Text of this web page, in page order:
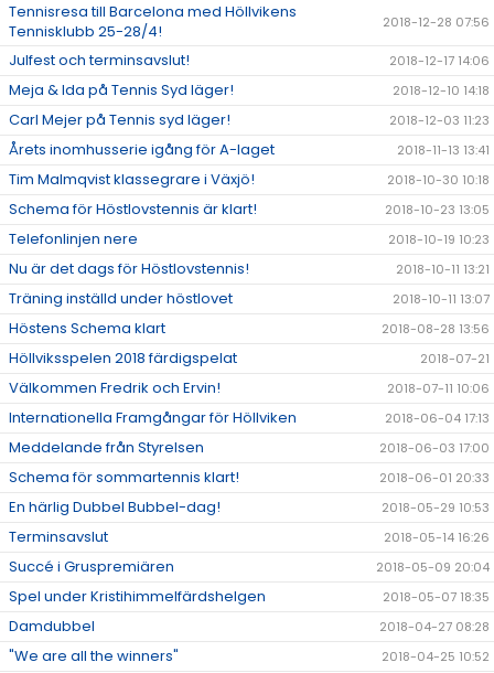
Tennisresa till Barcelona med Höllvikens
Tennisklubb 25-28/4!
2018-12-28 07:56
Julfest och terminsavslut! 2018-12-17 14:06
Meja & Ida på Tennis Syd läger! 2018-12-10 14:18
Carl Mejer på Tennis syd läger! 2018-12-03 11:23
Årets inomhusserie igång för A-laget 2018-11-13 13:41
Tim Malmqvist klassegrare i Växjö! 2018-10-30 10:18
Schema för Höstlovstennis är klart! 2018-10-23 13:05
Telefonlinjen nere 2018-10-19 10:23
Nu är det dags för Höstlovstennis! 2018-10-11 13:21
Träning inställd under höstlovet 2018-10-11 13:07
Höstens Schema klart 2018-08-28 13:56
Höllviksspelen 2018 färdigspelat 2018-07-21
Välkommen Fredrik och Ervin! 2018-07-11 10:06
Internationella Framgångar för Höllviken 2018-06-04 17:13
Meddelande från Styrelsen 2018-06-03 17:00
Schema för sommartennis klart! 2018-06-01 20:33
En härlig Dubbel Bubbel-dag! 2018-05-29 10:53
Terminsavslut 2018-05-14 16:26
Succé i Gruspremiären 2018-05-09 20:04
Spel under Kristihimmelfärdshelgen 2018-05-07 18:35
Damdubbel 2018-04-27 08:28
"We are all the winners" 2018-04-25 10:52